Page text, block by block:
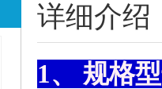
详细介绍
1、 规格